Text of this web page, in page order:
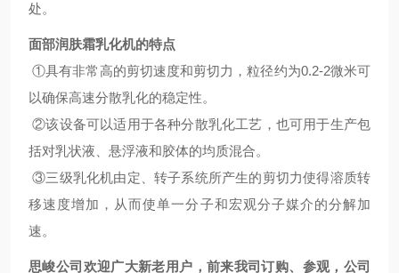
处。
面部润肤霜乳化机的特点
①具有非常高的剪切速度和剪切力，粒径约为0.2-2微米可
以确保高速分散乳化的稳定性。
②该设备可以适用于各种分散乳化工艺，也可用于生产包
括对乳状液、悬浮液和胶体的均质混合。
③三级乳化机由定、转子系统所产生的剪切力使得溶质转
移速度增加，从而使单一分子和宏观分子媒介的分解加
速。
思峻公司欢迎广大新老用户，前来我司订购、参观，公司